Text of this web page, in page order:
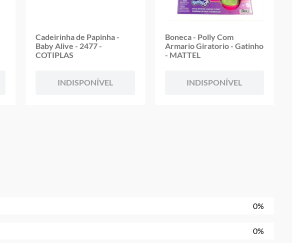
Cadeirinha de Papinha -
Baby Alive - 2477 -
COTIPLAS
INDISPONÍVEL
Boneca - Polly Com
Armario Giratorio - Gatinho
- MATTEL
INDISPONÍVEL
0%
0%